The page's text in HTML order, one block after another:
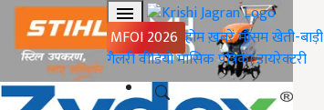
MFOI 2026 होमख़बरेंमौसमखेती-बाड़ी
गैलरीवीडियोमासिक पत्रिकाडायरेक्टरी